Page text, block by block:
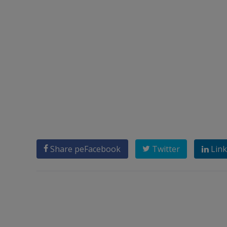
Share peFacebook Twitter